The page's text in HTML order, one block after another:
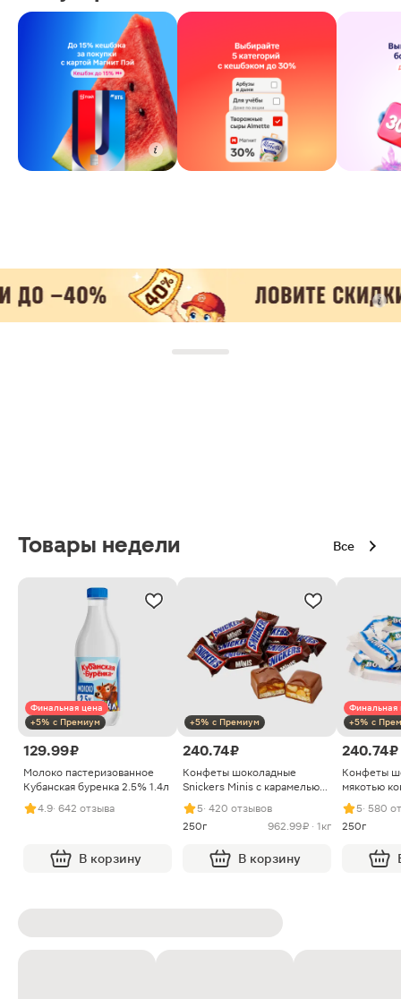
Товары недели Все
Финальная цена
+5% с Премиум
129.99 ₽
Молоко пастеризованное
Кубанская буренка 2.5% 1.4л
4.9· 642 отзыва
В корзину
+5% с Премиум
240.74 ₽
Конфеты шоколадные
Snickers Minis с карамелью
арахисом и нугой
5· 420 отзывов
250г
962.99 ₽ · 1кг
В корзину
Финальная
+5% с
240.74 ₽
Конфеты
мякотью
5· 580
250г